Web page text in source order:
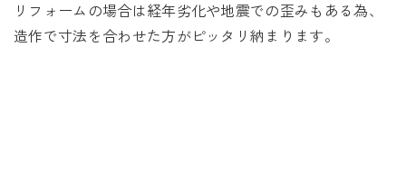
リフォームの場合は経年劣化や地震での歪みもある為、
造作で寸法を合わせた方がピッタリ納まります。